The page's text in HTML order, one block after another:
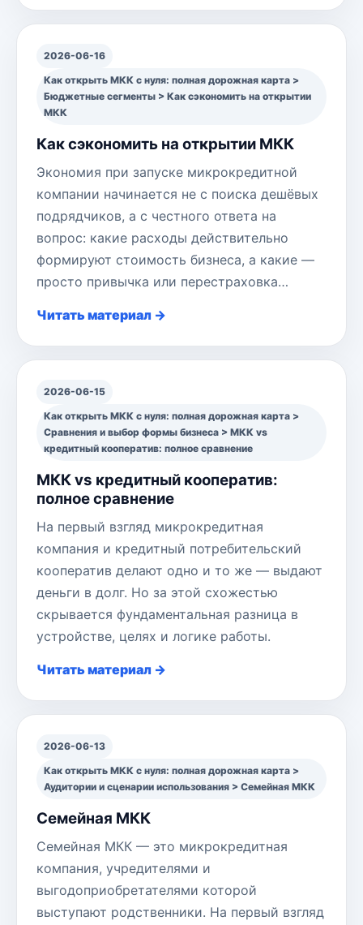
2026-06-16
Как открыть МКК с нуля: полная дорожная карта >
Бюджетные сегменты > Как сэкономить на открытии
МКК
Как сэкономить на открытии МКК
Экономия при запуске микрокредитной
компании начинается не с поиска дешёвых
подрядчиков, а с честного ответа на
вопрос: какие расходы действительно
формируют стоимость бизнеса, а какие —
просто привычка или перестраховка…
Читать материал →
2026-06-15
Как открыть МКК с нуля: полная дорожная карта >
Сравнения и выбор формы бизнеса > МКК vs
кредитный кооператив: полное сравнение
МКК vs кредитный кооператив:
полное сравнение
На первый взгляд микрокредитная
компания и кредитный потребительский
кооператив делают одно и то же — выдают
деньги в долг. Но за этой схожестью
скрывается фундаментальная разница в
устройстве, целях и логике работы.
Читать материал →
2026-06-13
Как открыть МКК с нуля: полная дорожная карта >
Аудитории и сценарии использования > Семейная МКК
Семейная МКК
Семейная МКК — это микрокредитная
компания, учредителями и
выгодоприобретателями которой
выступают родственники. На первый взгляд